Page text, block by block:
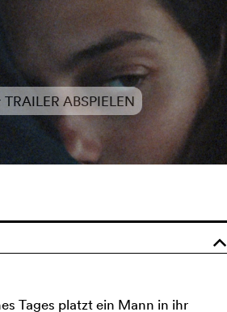
TRAILER ABSPIELEN
o
Tages platzt ein Mann in ihr